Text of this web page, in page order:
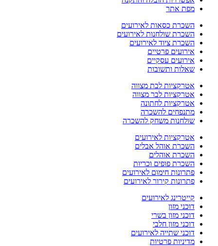
מפת אתר
השכרת כסאות לאירועים
השכרת שולחנות לאירועים
השכרת ציוד לאירועים
אירועים פרטיים
אירועים עסקיים
שאלות ותשובות
אטרקציות לבת מצווה
אטרקציות לבר מצווה
אטרקציות לחתונה
מתנפחים להשכרה
שולחנות משחק להשכרה
אטרקציות לאירועים
השכרת אוהל אבלים
השכרת אוהלים
השכרת פופים וכריות
פתרונות חימום לאירועים
פתרונות קירור לאירועים
קייטרינג לאירועים
דוכני מזון
דוכני מזון בשרי
דוכני מזון חלבי
דוכני שתייה לאירועים
מדיניות פרטיות